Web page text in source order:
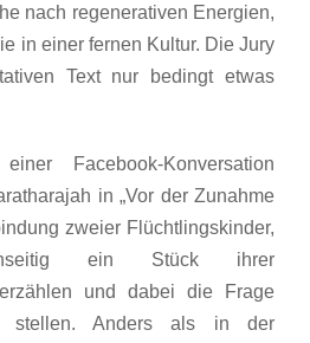
nach regenerativen Energien,
in einer fernen Kultur. Die Jury
Text nur bedingt etwas
Facebook-Konversation
in „Vor der Zunahme
zweier Flüchtlingskinder,
ein Stück ihrer
erzählen und dabei die Frage
stellen. Anders als in der